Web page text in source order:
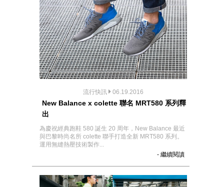
流行快訊 06.19.2016
New Balance x colette 聯名 MRT580 系列釋
出
為慶祝經典跑鞋 580 誕生 20 周年，New Balance 最近
與巴黎時尚名所 colette 聯手打造全新 MRT580 系列。
運用無縫熱壓技術製作...
- 繼續閱讀